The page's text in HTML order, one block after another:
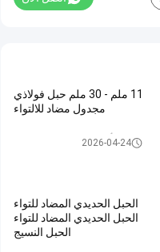
11 ملم - 30 ملم حبل فولاذي
مجدول مضاد للالتواء
حبل أسلاك فولاذي مضاد للتواء
2026-04-24
الحبل الحديدي المضاد للتواء
الحبل الحديدي المضاد للتواء
الحبل النسيج